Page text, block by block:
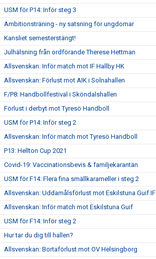
USM för P14: Inför steg 3
Ambitionsträning - ny satsning för ungdomar
Kansliet semesterstängt!
Julhälsning från ordförande Therese Hettman
Allsvenskan: Inför match mot IF Hallby HK
Allsvenskan: Förlust mot AIK i Solnahallen
F/P8: Handbollfestival i Sköndalshallen
Förlust i derbyt mot Tyresö Handboll
USM för P14: Inför steg 2
Allsvenskan: Inför match mot Tyresö Handboll
P13: Hellton Cup 2021
Covid-19: Vaccinationsbevis & familjekarantän
USM för F14: Flera fina smällkarameller i steg 2
Allsvenskan: Uddamålsförlust mot Eskilstuna Guif IF
Allsvenskan: Inför match mot Eskilstuna Guif
USM för F14: Inför steg 2
Hur tar du dig till hallen?
Allsvenskan: Bortaförlust mot OV Helsingborg